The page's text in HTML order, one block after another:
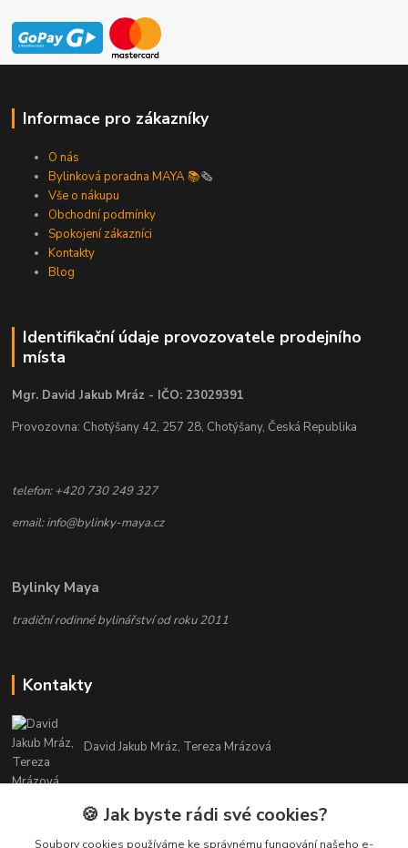
Informace pro zákazníky
O nás
Bylinková poradna MAYA 📚🗞️
Vše o nákupu
Obchodní podmínky
Spokojení zákazníci
Kontakty
Blog
Identifikační údaje provozovatele prodejního
místa
Mgr. David Jakub Mráz - IČO: 23029391
Provozovna: Chotýšany 42, 257 28, Chotýšany, Česká Republika
telefon: +420 730 249 327
email: info@bylinky-maya.cz
Bylinky Maya
tradiční rodinné bylinářství od roku 2011
Kontakty
David Jakub Mráz, Tereza Mrázová
info@bylinky-maya.cz
🍪 Jak byste rádi své cookies?
Soubory cookies používáme ke správnému fungování našeho e-